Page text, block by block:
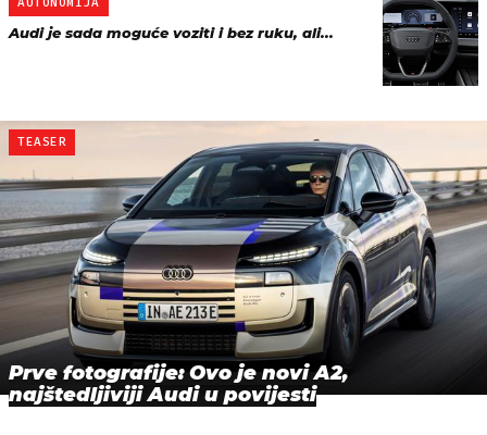
Audi je sada moguće voziti i bez ruku, ali...
TEASER
Prve fotografije: Ovo je novi A2,
najštedljiviji Audi u povijesti